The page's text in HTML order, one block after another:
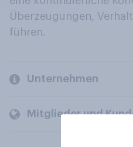
Überzeugungen,
führen.
Unternehmen
Mitglieder und